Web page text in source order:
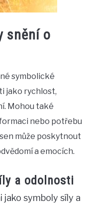
snění o
symbolické
jako rychlost,
Mohou také
nebo potřebu
může poskytnout
a emocích.
a odolnosti
jako symboly síly a